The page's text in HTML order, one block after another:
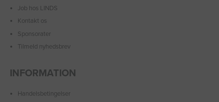
Job hos LINDS
Kontakt os
Sponsorater
Tilmeld nyhedsbrev
INFORMATION
Handelsbetingelser